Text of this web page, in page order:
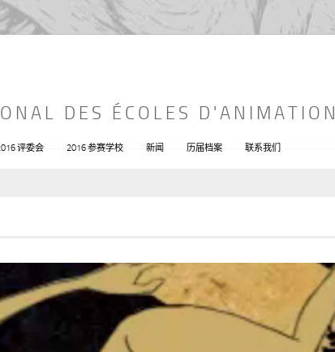
DES ÉCOLES D'ANIMATION
评委会 2016 参赛学校 新闻 历届档案 联系我们